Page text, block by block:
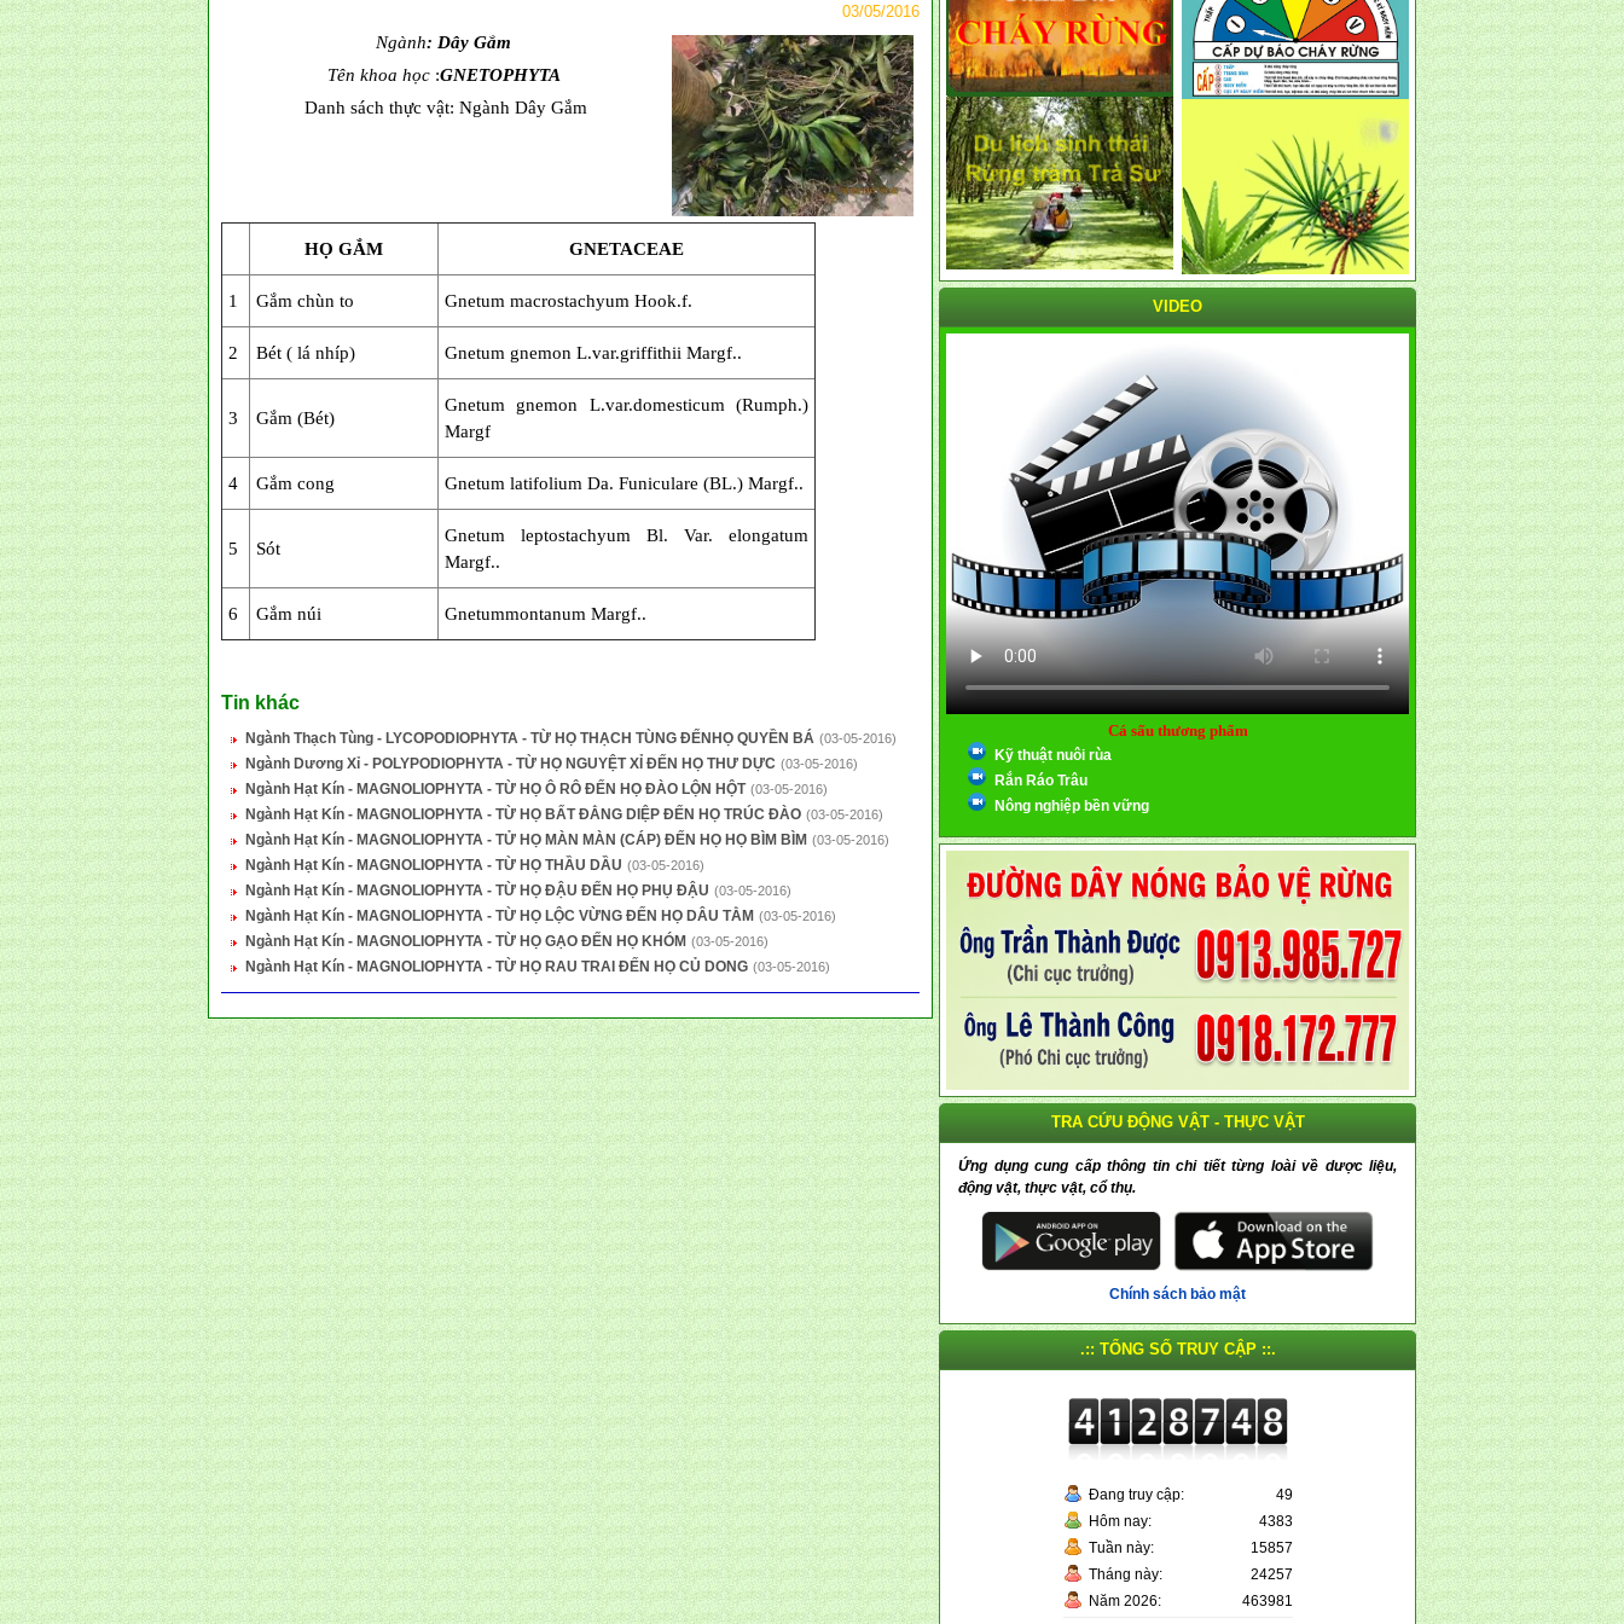
03/05/2016
Ngành: Dây Gắm
Tên khoa học:GNETOPHYTA
Danh sách thực vật: Ngành Dây Gắm
HỌ GẮM GNETACEAE
1 Gắm chùn to Gnetum macrostachyum Hook.f.
2 Bét ( lá nhíp) Gnetum gnemon L.var.griffithii Margf..
3 Gắm (Bét)
Gnetum gnemon L.var.domesticum (Rumph.)
Margf
4 Gắm cong Gnetum latifolium Da. Funiculare (BL.) Margf..
5 Sót
Gnetum leptostachyum Bl. Var. elongatum
Margf..
6 Gắm núi Gnetummontanum Margf..
Tin khác
Ngành Thạch Tùng - LYCOPODIOPHYTA - TỪ HỌ THẠCH TÙNG ĐẾNHỌ QUYỀN BÁ (03-05-2016)
Ngành Dương Xỉ - POLYPODIOPHYTA - TỪ HỌ NGUYỆT XỈ ĐẾN HỌ THƯ DỰC (03-05-2016)
Ngành Hạt Kín - MAGNOLIOPHYTA - TỪ HỌ Ô RÔ ĐẾN HỌ ĐÀO LỘN HỘT (03-05-2016)
Ngành Hạt Kín - MAGNOLIOPHYTA - TỪ HỌ BẤT ĐẲNG DIỆP ĐẾN HỌ TRÚC ĐÀO (03-05-2016)
Ngành Hạt Kín - MAGNOLIOPHYTA - TỬ HỌ MÀN MÀN (CÁP) ĐẾN HỌ HỌ BÌM BÌM (03-05-2016)
Ngành Hạt Kín - MAGNOLIOPHYTA - TỪ HỌ THẦU DẦU (03-05-2016)
Ngành Hạt Kín - MAGNOLIOPHYTA - TỪ HỌ ĐẬU ĐẾN HỌ PHỤ ĐẬU (03-05-2016)
Ngành Hạt Kín - MAGNOLIOPHYTA - TỪ HỌ LỘC VỪNG ĐẾN HỌ DÂU TẰM (03-05-2016)
Ngành Hạt Kín - MAGNOLIOPHYTA - TỪ HỌ GẠO ĐẾN HỌ KHÓM (03-05-2016)
Ngành Hạt Kín - MAGNOLIOPHYTA - TỪ HỌ RAU TRAI ĐẾN HỌ CỦ DONG (03-05-2016)
VIDEO
Cá sấu thương phẩm
Kỹ thuật nuôi rùa
Rắn Ráo Trâu
Nông nghiệp bền vững
TRA CỨU ĐỘNG VẬT - THỰC VẬT
Ứng dụng cung cấp thông tin chi tiết từng loài về dược liệu,
động vật, thực vật, cổ thụ.
Chính sách bảo mật
.:: TỔNG SỐ TRUY CẬP ::.
Đang truy cập:
49
Hôm nay:
4383
Tuần này:
15857
Tháng này:
24257
Năm 2026:
463981